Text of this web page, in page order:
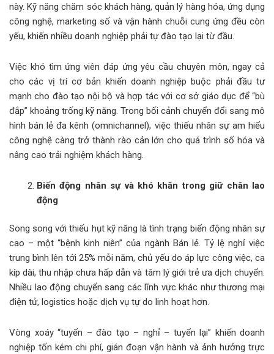
này. Kỹ năng chăm sóc khách hàng, quản lý hàng hóa, ứng dụng
công nghệ, marketing số và vận hành chuỗi cung ứng đều còn
yếu, khiến nhiều doanh nghiệp phải tự đào tạo lại từ đầu.
Việc khó tìm ứng viên đáp ứng yêu cầu chuyên môn, ngay cả
cho các vị trí cơ bản khiến doanh nghiệp buộc phải đầu tư
mạnh cho đào tạo nội bộ và hợp tác với cơ sở giáo dục để “bù
đắp” khoảng trống kỹ năng. Trong bối cảnh chuyển đổi sang mô
hình bán lẻ đa kênh (omnichannel), việc thiếu nhân sự am hiểu
công nghệ càng trở thành rào cản lớn cho quá trình số hóa và
nâng cao trải nghiệm khách hàng.
Biến động nhân sự và khó khăn trong giữ chân lao
động
Song song với thiếu hụt kỹ năng là tình trạng biến động nhân sự
cao – một “bệnh kinh niên” của ngành Bán lẻ. Tỷ lệ nghỉ việc
trung bình lên tới 25% mỗi năm, chủ yếu do áp lực công việc, ca
kíp dài, thu nhập chưa hấp dẫn và tâm lý giới trẻ ưa dịch chuyển.
Nhiều lao động chuyển sang các lĩnh vực khác như thương mại
điện tử, logistics hoặc dịch vụ tự do linh hoạt hơn.
Vòng xoáy “tuyển – đào tạo – nghỉ – tuyển lại” khiến doanh
nghiệp tốn kém chi phí, gián đoạn vận hành và ảnh hưởng trực